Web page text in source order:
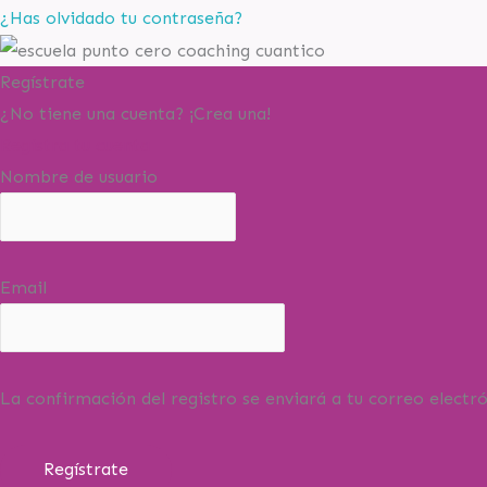
¿Has olvidado tu contraseña?
Regístrate
¿No tiene una cuenta? ¡Crea una!
Nombre de usuario
Email
La confirmación del registro se enviará a tu correo